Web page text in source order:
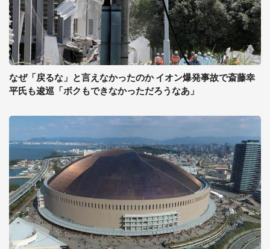
なぜ「戻るな」と言えなかったのか イオン爆発事故で斎藤幸
平氏も逡巡「ボクもできなかっただろうなあ」